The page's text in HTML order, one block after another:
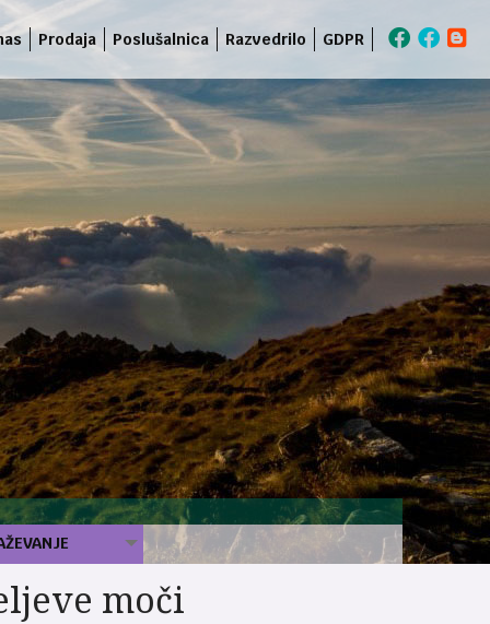
Prodaja Poslušalnica Razvedrilo GDPR
moči